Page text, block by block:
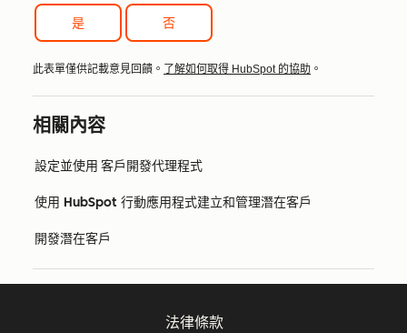
是 否
此表單僅供記載意見回饋。 了解如何取得 HubSpot 的協助 。
相關內容
設定並使用 客戶開發代理程式
使用 HubSpot 行動應用程式建立和管理潛在客戶
開發潛在客戶
法律條款